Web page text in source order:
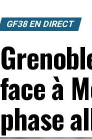
GF38 EN DIRECT
face à
phase